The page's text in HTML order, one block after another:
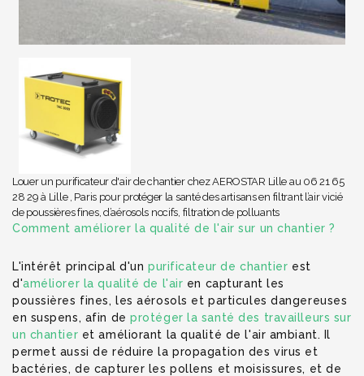
Louer un purificateur d'air de chantier chez AEROSTAR Lille au 06 21 65
28 29 à Lille , Paris pour protéger la santé des artisans en filtrant l’air vicié
de poussières fines, d’aérosols nocifs, filtration de polluants
Comment améliorer la qualité de l'air sur un chantier ?
L'intérêt principal d'un purificateur de chantier est
d'améliorer la qualité de l'air en capturant les
poussières fines, les aérosols et particules dangereuses
en suspens, afin deprotéger la santé des travailleurs sur
un chantier et améliorant la qualité de l'air ambiant. Il
permet aussi de réduire la propagation des virus et
bactéries, de capturer les pollens et moisissures, et de